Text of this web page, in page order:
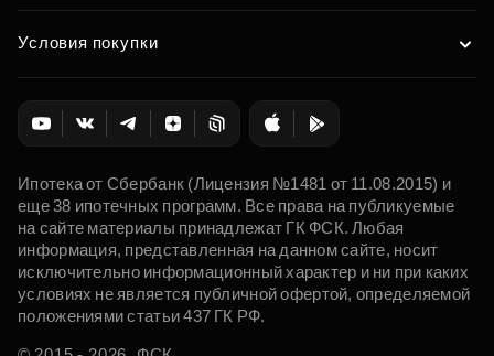
Условия покупки
Ипотека от Сбербанк (Лицензия №1481 от 11.08.2015) и
еще 38 ипотечных программ. Все права на публикуемые
на сайте материалы принадлежат ГК ФСК. Любая
информация, представленная на данном сайте, носит
исключительно информационный характер и ни при каких
условиях не является публичной офертой, определяемой
положениями статьи 437 ГК РФ.